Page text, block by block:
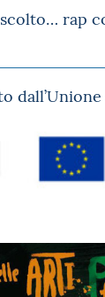
rap